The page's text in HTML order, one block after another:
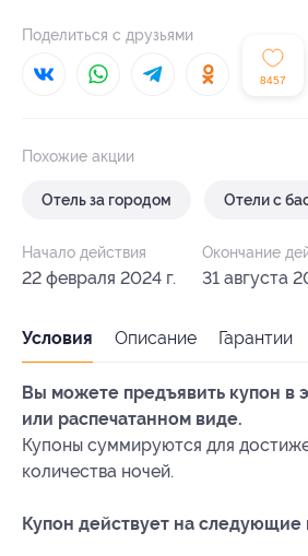
8457
Поделиться с друзьями
Похожие акции
Отель за городом Отели с
Начало действия
22 февраля 2024 г.
Окончание
31 августа
Условия Описание Гарантии
Вы можете предъявить купон в
или распечатанном виде.
Купоны суммируются для
количества ночей.
Купон действует на следующие